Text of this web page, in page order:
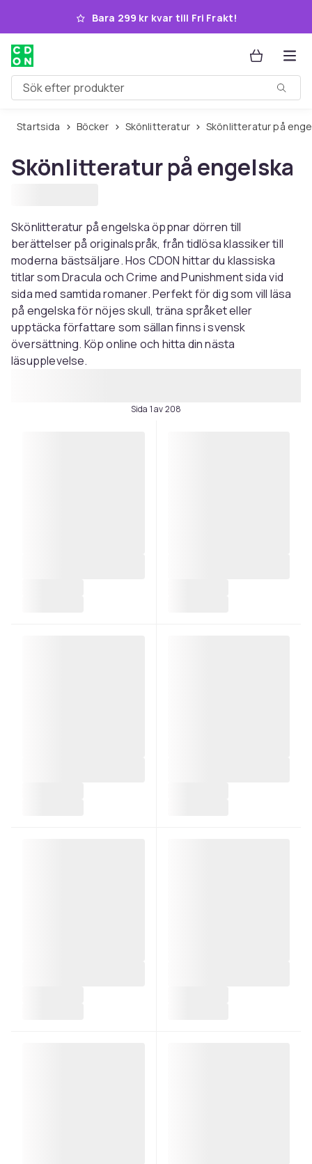
Hoppa till huvudinnehållet
Bara 299 kr kvar till Fri Frakt!
Sök efter produkter
Startsida Böcker Skönlitteratur Skönlitteratur på
Skönlitteratur på engelska
Skönlitteratur på engelska öppnar dörren till
berättelser på originalspråk, från tidlösa klassiker till
moderna bästsäljare. Hos CDON hittar du klassiska
titlar som Dracula och Crime and Punishment sida vid
sida med samtida romaner. Perfekt för dig som vill läsa
på engelska för nöjes skull, träna språket eller
upptäcka författare som sällan finns i svensk
översättning. Köp online och hitta din nästa
läsupplevelse.
Sida 1 av 208